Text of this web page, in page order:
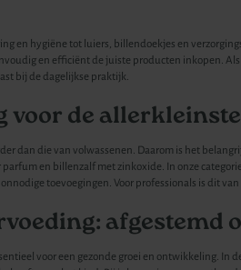
en hygiëne tot luiers, billendoekjes en
en efficiënt de juiste producten inkopen.
bij de dagelijkse praktijk.
voor de
dan die van volwassenen. Daarom is het
en billenzalf met zinkoxide. In onze categorie
toevoegingen. Voor professionals is dit
afgestemd
voor een gezonde groei en ontwikkeling. In